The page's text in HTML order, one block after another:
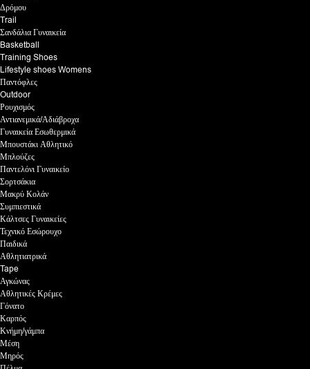
Δρόμου
Trail
Σανδάλια Γυναικεία
Basketball
Training Shoes
Lifestyle shoes Womens
Παντόφλες
Outdoor
Ρουχισμός
Αντιανεμικά/Αδιάβροχα
Γυναικεία Εσωθερμικά
Μπουστάκι Αθλητικό
Μπλούζες
Παντελόνι Γυναικείο
Σορτσάκια
Μακρύ Κολάν
Συμπιεστικά
Κάλτσες Γυναικείες
Τεχνικό Εσώρουχο
Παιδικά
Αθλητιατρικά
Tape
Αγκώνας
Αθλητικές Κρέμες
Γόνατο
Καρπός
Κνήμη/γάμπα
Μέση
Μηρός